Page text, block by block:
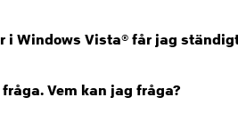
i Windows Vista® får jag
Vem kan jag fråga?